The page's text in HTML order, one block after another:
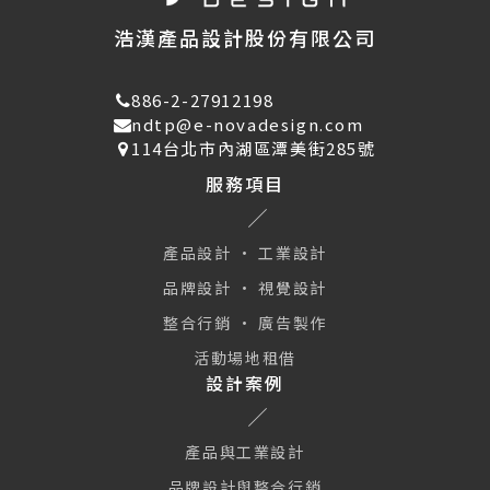
浩漢產品設計股份有限公司
886-2-27912198
ndtp@e-novadesign.com
114台北市內湖區潭美街285號
服務項目
產品設計 · 工業設計
品牌設計 · 視覺設計
整合行銷 · 廣告製作
活動場地租借
設計案例
產品與工業設計